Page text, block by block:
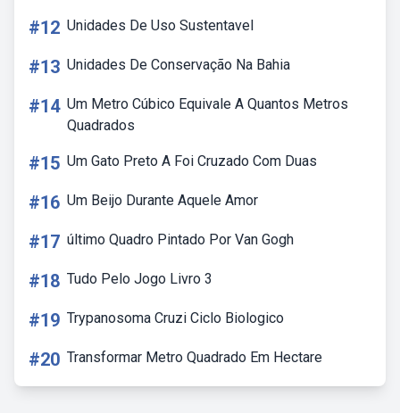
#12 Unidades De Uso Sustentavel
#13 Unidades De Conservação Na Bahia
#14 Um Metro Cúbico Equivale A Quantos Metros
Quadrados
#15 Um Gato Preto A Foi Cruzado Com Duas
#16 Um Beijo Durante Aquele Amor
#17 último Quadro Pintado Por Van Gogh
#18 Tudo Pelo Jogo Livro 3
#19 Trypanosoma Cruzi Ciclo Biologico
#20 Transformar Metro Quadrado Em Hectare